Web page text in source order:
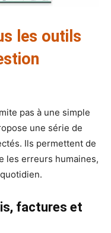
les outils
pas à une simple
une série de
Ils permettent de
les erreurs humaines,
factures et